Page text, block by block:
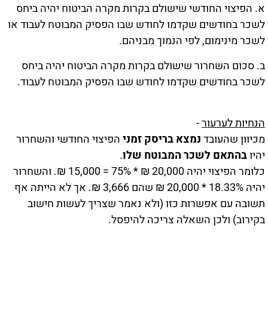
א. הפיצוי החודשי שישולם בקרות מקרה הביטוח יהיה ביחס
לשכר בחודשים שקדמו לחודש שבו הפסיק המבוטח לעבוד או
לשכר מינימום, לפי הנמוך מבניהם.
ב. סכום השחרור שישולם בקרות מקרה הביטוח יהיה ביחס
לשכר בחודשים שקדמו לחודש שבו הפסיק המבוטח לעבוד.
הנחיות לערעור-
מכיוון שהעובדנמצא בריסק זמניהפיצוי החודשי והשחרור
יהיובהתאם לשכר המבוטח שלו.
כלומר הפיצוי יהיה 20,000 ₪ * 75% = 15,000 ₪. והשחרור
יהיה 18.33% * 20,000 ₪ שהם 3,666 ₪. אך לא הייתה אף
תשובה עם אפשרות כזו (ולא נאמר שצריך לעשות חישוב
בקירוב) ולכן השאלה צריכה להיפסל.